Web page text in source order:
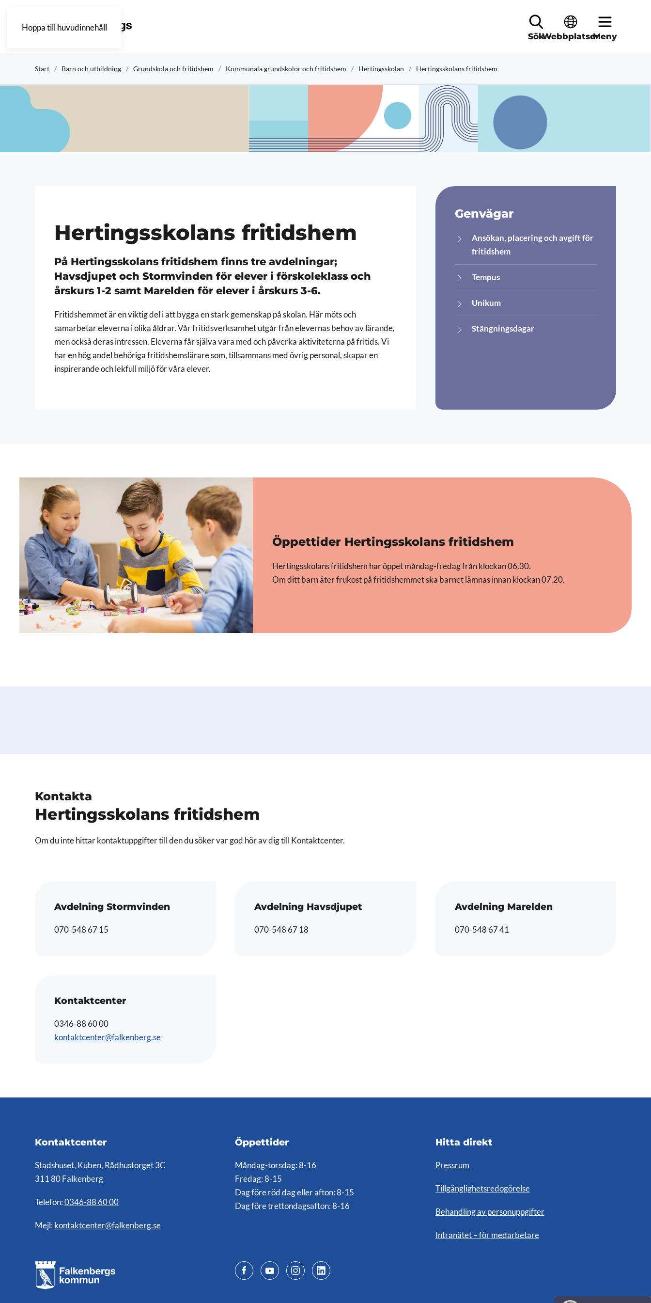
Hoppa till huvudinnehåll
SökWebbplatserMeny
Start Barn och utbildning Grundskola och fritidshem Kommunala grundskolor och fritidshem Hertingsskolan Hertingsskolans fritidshem
Hertingsskolans fritidshem
På Hertingsskolans fritidshem finns tre avdelningar;
Havsdjupet och Stormvinden för elever i förskoleklass och
årskurs 1-2 samt Marelden för elever i årskurs 3-6.
Fritidshemmet är en viktig del i att bygga en stark gemenskap på skolan. Här möts och
samarbetar eleverna i olika åldrar. Vår fritidsverksamhet utgår från elevernas behov av lärande,
men också deras intressen. Eleverna får själva vara med och påverka aktiviteterna på fritids. Vi
har en hög andel behöriga fritidshemslärare som, tillsammans med övrig personal, skapar en
inspirerande och lekfull miljö för våra elever.
Genvägar
Ansökan, placering och avgift för
fritidshem
Tempus
Unikum
Stängningsdagar
Öppettider Hertingsskolans fritidshem
Hertingsskolans fritidshem har öppet måndag-fredag från klockan 06.30.
Om ditt barn äter frukost på fritidshemmet ska barnet lämnas innan klockan 07.20.
Kontakta
Hertingsskolans fritidshem
Om du inte hittar kontaktuppgifter till den du söker var god hör av dig till Kontaktcenter.
Avdelning Stormvinden
070-548 67 15
Avdelning Havsdjupet
070-548 67 18
Avdelning Marelden
070-548 67 41
Kontaktcenter
0346-88 60 00
kontaktcenter@falkenberg.se
Kontaktcenter
Stadshuset, Kuben, Rådhustorget 3C
311 80 Falkenberg
Telefon: 0346-88 60 00
Mejl: kontaktcenter@falkenberg.se
Öppettider
Måndag-torsdag: 8-16
Fredag: 8-15
Dag före röd dag eller afton: 8-15
Dag före trettondagsafton: 8-16
Hitta direkt
Pressrum
Tillgänglighetsredogörelse
Behandling av personuppgifter
Intranätet – för medarbetare